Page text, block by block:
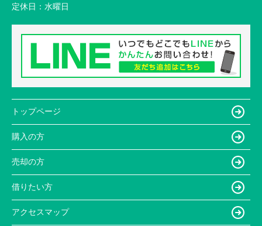
定休日： 水曜日
トップページ
購入の方
売却の方
借りたい方
アクセスマップ